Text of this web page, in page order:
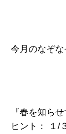
今月のなぞな
『春を知ら
ヒント： １/